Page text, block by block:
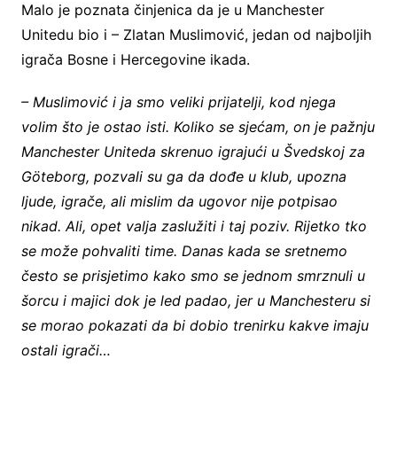
Malo je poznata činjenica da je u Manchester
Unitedu bio i – Zlatan Muslimović, jedan od najboljih
igrača Bosne i Hercegovine ikada.
– Muslimović i ja smo veliki prijatelji, kod njega
volim što je ostao isti. Koliko se sjećam, on je pažnju
Manchester Uniteda skrenuo igrajući u Švedskoj za
Göteborg, pozvali su ga da dođe u klub, upozna
ljude, igrače, ali mislim da ugovor nije potpisao
nikad. Ali, opet valja zaslužiti i taj poziv. Rijetko tko
se može pohvaliti time. Danas kada se sretnemo
često se prisjetimo kako smo se jednom smrznuli u
šorcu i majici dok je led padao, jer u Manchesteru si
se morao pokazati da bi dobio trenirku kakve imaju
ostali igrači…